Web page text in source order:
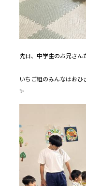
先日、中学生のお兄さん
いちご組のみんなはお
✨